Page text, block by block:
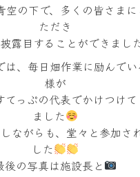
空の下で、多くの皆さま
ただき
露目することができました
は、毎日畑作業に励んで
様が
てっぷの代表でかけつけ
ました
ながらも、堂々と参加さ
した
後の写真は施設長と